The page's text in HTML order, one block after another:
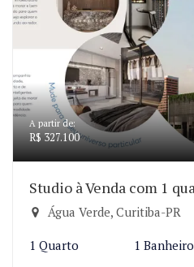
A partir de:
R$ 327.100
Studio à Venda com 1
Água Verde, Curitiba-PR
1 Quarto 1 Banheiro